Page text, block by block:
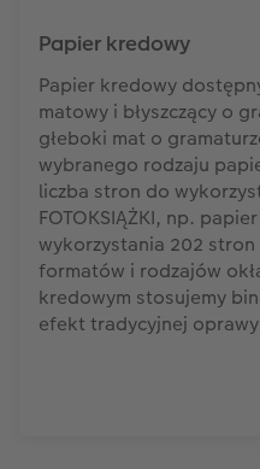
Papier kredowy
Papier kredowy
matowy i błyszczący o
głeboki mat o
wybranego rodzaju
liczba stron do
FOTOKSIĄŻKI, np.
wykorzystania 202
formatów i rodzajów
kredowym stosujemy
efekt tradycyjnej